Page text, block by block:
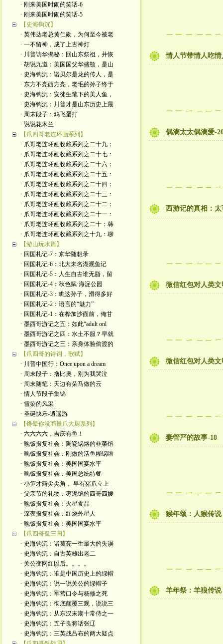
· 刚来美国时闹的笑话-6
· 刚来美国时闹的笑话-5
【史海钩沉】
· 英伟达老总黄仁勋，为何至今被老
· 一不留神，成了上古神灯
· 川普访华揭秘：回山东祭祖，并恢
· 胡说九道：美国国父华盛顿，是山
· 史海钩沉：诺贝尔是龙的传人，是
· 东方不亮西方亮，老毛的孙子终于
· 史海钩沉：安徒生笔下的美人鱼，
· 史海钩沉：川普才是山东历史上最
· 周末段子：鸡飞蛋打
· 说说花木兰
【爪四哥老连环画系列】
· 爪哥老连环画收藏系列之二十九：
· 爪哥老连环画收藏系列之二十七：
· 爪哥老连环画收藏系列之二十六：
· 爪哥老连环画收藏系列之二十五：
· 爪哥老连环画收藏系列之二十四：
· 爪哥老连环画收藏系列之二十三：
· 爪哥老连环画收藏系列之二十二：
· 爪哥老连环画收藏系列之二十一：
· 爪哥老连环画收藏系列之二十：韩
· 爪哥老连环画收藏系列之十九：聊
【游山玩水篇】
· 回国札记-7：京华随想录
· 回国札记-6：北大未名湖观鱼记
· 回国札记-5：人生自古谁无脂，留
· 回国札记-4：秋色赋·海淀公园
· 回国札记-3：瞧这孙子，滑得多好
· 回国札记-2：语言的“魅力”
· 回国札记-1：在桦加沙面前，俺甘
· 墨西哥游记之五：如此“adult onl
· 墨西哥游记之四：水土不服？早就
· 墨西哥游记之三：亲身体验偷渡的
【爪四哥的诗词，歌赋】
· 川普中国行：Once upon a dream
· 周末段子：撸比奥，别为我哭泣
· 周末随笔：天边有朵马做的云
· 情人节段子集锦
· 雪染的风采
· 圣诞快乐-逍遥游
【馋晕你没商量爪大厨系列】
· 六六六六，吉庆有鱼！
· 晚饭报复社会：陶瓷锅烙的韭菜馅
· 晚饭报复社会：刚做的活鱼糊锅啦
· 晚饭报复社会：美国国宴水平
· 晚饭报复社会：美国总统特餐
· 小笋才露尖尖角， 早有猪爪立上
· 父亲节的礼物：枣泥馅的四哥四嫂
· 晚饭报复社会：火星食品
· 深夜报复社会：红烧外星人
· 晚饭报复社会：美国国宴水平
【爪四哥侃三国】
· 史海钩沉：诸葛亮一生最大的失误
· 史海钩沉：自古英雄出老二
· 关公变网红以后。。。。
· 史海钩沉：谁是中国历史上的绿帽
· 史海钩沉：说一说关公的绿帽子
· 史海钩沉：军营口令与杨修之死
· 史海钩沉：彻底颠覆三观，说说三
· 史海钩沉：从东汉末期十常侍之一
· 史海钩沉：五子良将话张辽
· 史海钩沉：三英战吕布的两大疑点
情人节带情人吃情
偶滴太太偶滴爱-
西游记的真相：
微信红包对人类
微信红包对人类
妻管严的故事-18
猴年颂：人猴传说
羊年祭：羊狼传说